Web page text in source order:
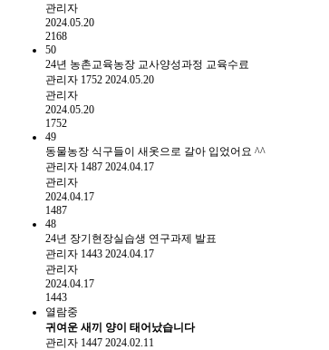
관리자
2024.05.20
2168
50
24년 농촌교육농장 교사양성과정 교육수료
관리자 1752 2024.05.20
관리자
2024.05.20
1752
49
동물농장 식구들이 새옷으로 갈아 입었어요 ^^
관리자 1487 2024.04.17
관리자
2024.04.17
1487
48
24년 장기현장실습생 연구과제 발표
관리자 1443 2024.04.17
관리자
2024.04.17
1443
열람중
귀여운 새끼 양이 태어났습니다
관리자 1447 2024.02.11